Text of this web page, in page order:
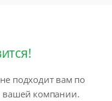
подходит вам по
вашей компании.